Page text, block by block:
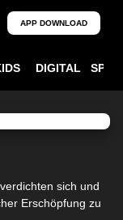
APP DOWNLOAD
DIGITAL
sich und
Erschöpfung zu